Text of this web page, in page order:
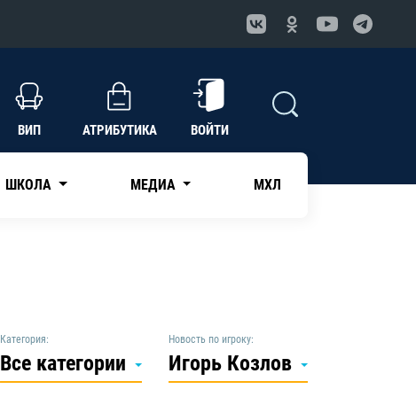
ВИП АТРИБУТИКА ВОЙТИ
ШКОЛА МЕДИА МХЛ
Категория:
Все категории
Новость по игроку:
Игорь Козлов